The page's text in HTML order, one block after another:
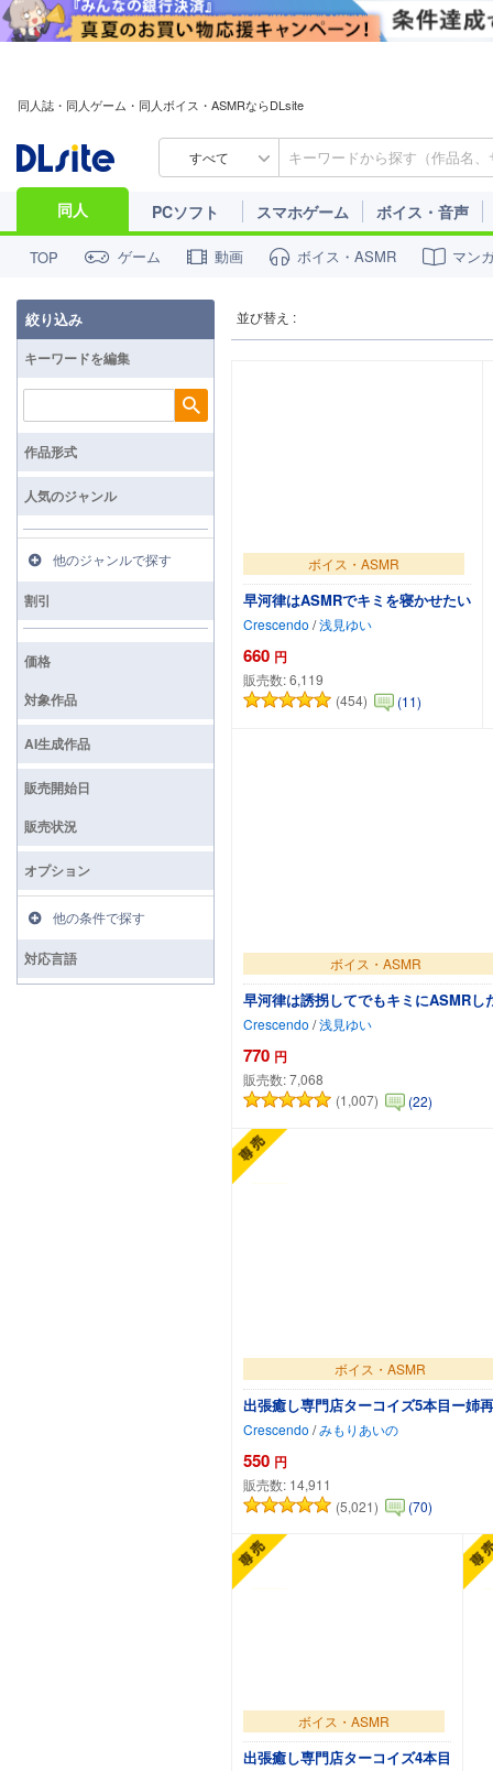
同人誌・同人ゲーム・同人ボイス・ASMRならDLsite
すべて
同人 PCソフト スマホゲーム ボイス・音声
TOP ゲーム 動画 ボイス・ASMR マン
並び替え :
ボイス・ASMR
早河律はASMRでキミを寝かせたい
Crescendo /浅見ゆい
660 円
販売数:6,119
(454)
(11)
カートに追加
ボイス・ASMR
早河律は誘拐してでもキミにASMRし
Crescendo /浅見ゆい
770 円
販売数:7,068
(1,007)
(22)
カートに追加
ボイス・ASMR
出張癒し専門店ターコイズ5本目ー姉
Crescendo /みもりあいの
550 円
販売数: 14,911
(5,021)
(70)
カートに追加
ボイス・ASMR
出張癒し専門店ターコイズ4本目
絞り込み
キーワードを編集
検索
作品形式
人気のジャンル
他のジャンルで探す
割引
価格
対象作品
AI生成作品
販売開始日
販売状況
オプション
他の条件で探す
対応言語